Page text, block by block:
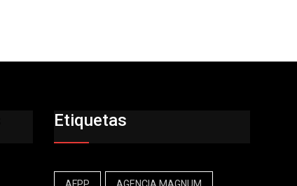
Etiquetas